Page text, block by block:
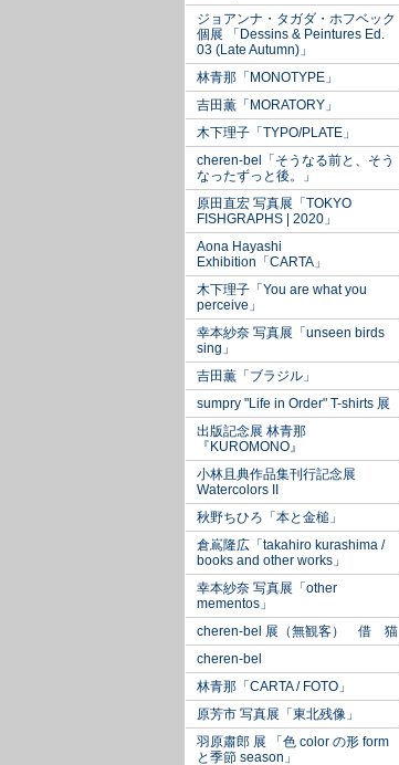
ジョアンナ・タガダ・ホフベック
個展 「Dessins & Peintures Ed.
03 (Late Autumn)」
林青那「MONOTYPE」
吉田薫「MORATORY」
木下理子「TYPO/PLATE」
cheren-bel「そうなる前と、そう
なったずっと後。」
原田直宏 写真展「TOKYO
FISHGRAPHS | 2020」
Aona Hayashi
Exhibition「CARTA」
木下理子「You are what you
perceive」
幸本紗奈 写真展「unseen birds
sing」
吉田薫「ブラジル」
sumpry "Life in Order" T-shirts 展
出版記念展 林青那
『KUROMONO』
小林且典作品集刊行記念展
Watercolors II
秋野ちひろ「本と金槌」
倉嶌隆広「takahiro kurashima /
books and other works」
幸本紗奈 写真展「other
mementos」
cheren-bel 展（無観客） 借 猫
cheren-bel
林青那「CARTA / FOTO」
原芳市 写真展「東北残像」
羽原肅郎 展 「色 color の形 form
と季節 season」